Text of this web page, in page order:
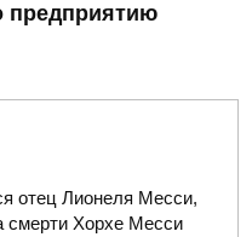
предприятию
отец Лионеля Месси,
смерти Хорхе Месси